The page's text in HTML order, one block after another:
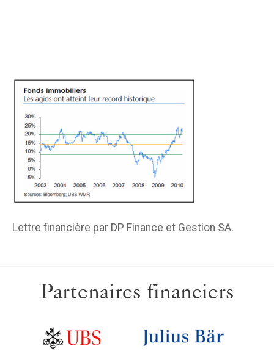
Lettre financière par DP Finance et Gestion SA.
Partenaires financiers